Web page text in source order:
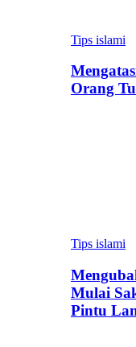
Tips islami
Orang
Tips islami
Mulai
Pintu